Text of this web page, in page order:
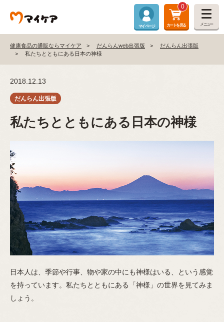
マイページ
0
カートを見る メニュー
健康食品の通販ならマイケア だんらんweb出張版
だんらん出張版
私たちとともにある日本の神様
2018.12.13
私たちとともにある日本の神様
日本人は、季節や行事、物や家の中にも神様はいる、という感覚
を持っています。私たちとともにある「神様」の世界を見てみま
しょう。